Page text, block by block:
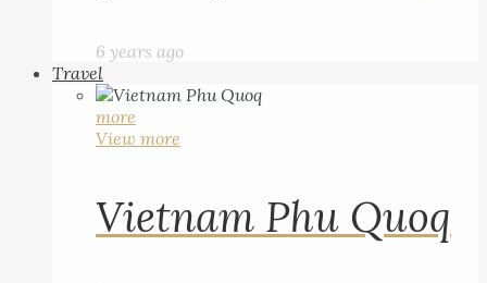
6 years ago
Travel
more
View more
Vietnam Phu Quoq